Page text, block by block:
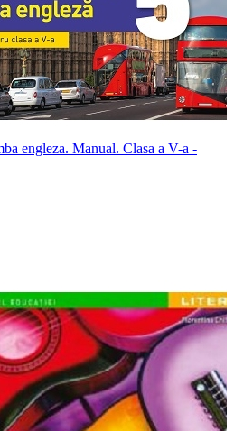
engleza. Manual. Clasa a V-a -